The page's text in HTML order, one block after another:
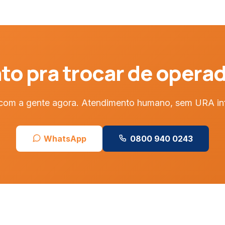
pra trocar de
a gente agora. Atendimento humano, sem URA
WhatsApp 0800 940 0243